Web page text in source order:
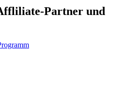
Partner und